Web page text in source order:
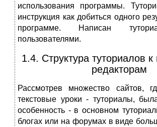
использования программы.
инструкция как добиться одного
программе. Написан
пользователями.
1.4. Структура туториалов
редакторам
Рассмотрев множество сайтов,
текстовые уроки - туториалы,
особенность - в основном
блогах или на форумах в виде